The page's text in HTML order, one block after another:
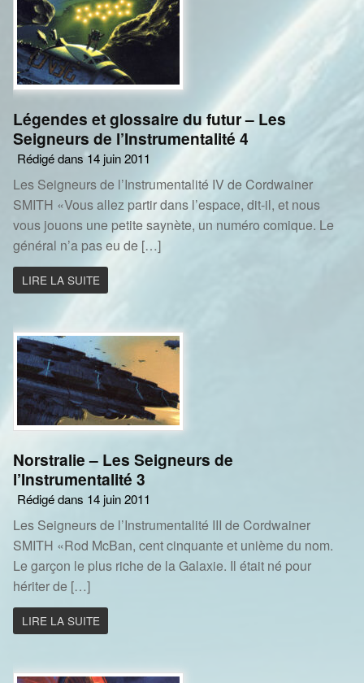
Légendes et glossaire du futur – Les
Seigneurs de l’Instrumentalité 4
Rédigé dans 14 juin 2011
Les Seigneurs de l’Instrumentalité IV de Cordwainer
SMITH «Vous allez partir dans l’espace, dit-il, et nous
vous jouons une petite saynète, un numéro comique. Le
général n’a pas eu de […]
LIRE LA SUITE
Norstralie – Les Seigneurs de
l’Instrumentalité 3
Rédigé dans 14 juin 2011
Les Seigneurs de l’Instrumentalité III de Cordwainer
SMITH «Rod McBan, cent cinquante et unième du nom.
Le garçon le plus riche de la Galaxie. Il était né pour
hériter de […]
LIRE LA SUITE